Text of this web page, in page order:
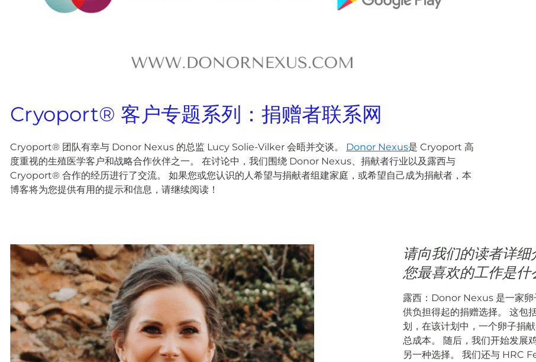
Cryoport® 客户专题系列：捐赠者联系网
Cryoport® 团队有幸与 Donor Nexus 的总监 Lucy Solie-Vilker 会晤并交谈。 Donor Nexus是 Cryoport 高
度重视的生殖医学客户和战略合作伙伴之一。 在讨论中，我们围绕 Donor Nexus、捐献者行业以及露西与
Cryoport® 合作的经历进行了交流。 如果您或您认识的人希望与捐献者组建家庭，或希望自己成为捐献者，本
博客将为您提供有用的提示和信息，请继续阅读！
请向我们的读者详细
您最喜欢的工作是什
露西：Donor Nexus 是一家卵
供负担得起的捐赠选择。 这包
划，在该计划中，一个卵子捐
总成本。 随后，我们开始发展
另一种选择。 我们还与 HRC